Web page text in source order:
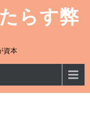
らす弊
資本